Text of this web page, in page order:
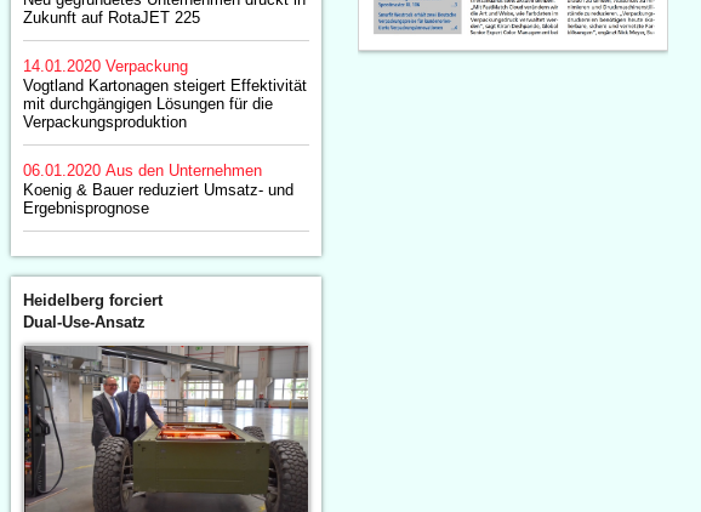
Zukunft auf RotaJET 225
14.01.2020 Verpackung
Vogtland Kartonagen steigert Effektivität
mit durchgängigen Lösungen für die
Verpackungsproduktion
06.01.2020 Aus den Unternehmen
Koenig & Bauer reduziert Umsatz- und
Ergebnisprognose
Heidelberg forciert
Dual-Use-Ansatz